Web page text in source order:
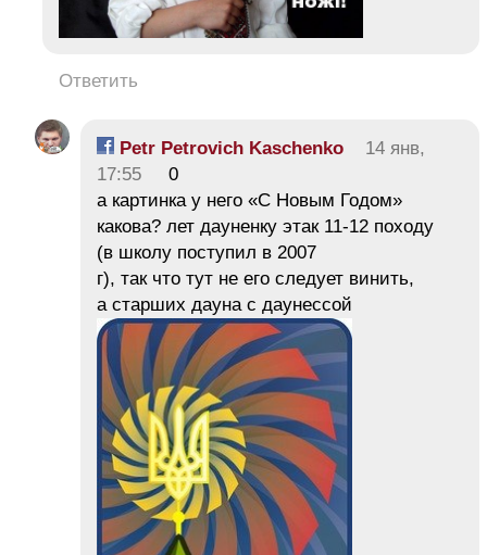
Ответить
Petr Petrovich Kaschenko
14 янв,
17:55
0
а картинка у него «С Новым Годом»
какова? лет дауненку этак 11-12 походу
(в школу поступил в 2007
г), так что тут не его следует винить,
а старших дауна с даунессой